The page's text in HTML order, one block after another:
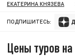
ЕКАТЕРИНА КНЯЗЕВА
ПОДПИШИТЕСЬ:
Цены туров